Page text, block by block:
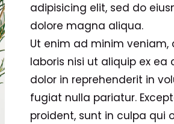
adipisicing elit, sed do
dolore magna aliqua.
Ut enim ad minim
laboris nisi ut aliquip ex
dolor in reprehenderit in
fugiat nulla pariatur.
proident, sunt in culpa qui